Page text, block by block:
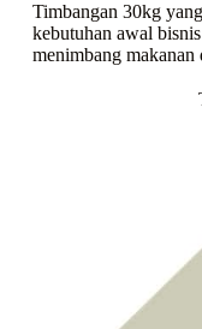
Timbangan 30kg
kebutuhan awal
menimbang makanan